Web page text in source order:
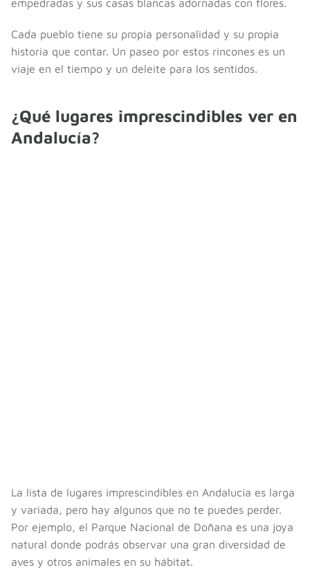
empedradas y sus casas blancas adornadas con flores.
Cada pueblo tiene su propia personalidad y su propia
historia que contar. Un paseo por estos rincones es un
viaje en el tiempo y un deleite para los sentidos.
¿Qué lugares imprescindibles ver en
Andalucía?
La lista de lugares imprescindibles en Andalucía es larga
y variada, pero hay algunos que no te puedes perder.
Por ejemplo, el Parque Nacional de Doñana es una joya
natural donde podrás observar una gran diversidad de
aves y otros animales en su hábitat.